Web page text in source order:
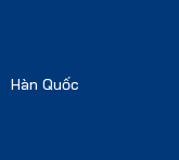
Hàn Quốc